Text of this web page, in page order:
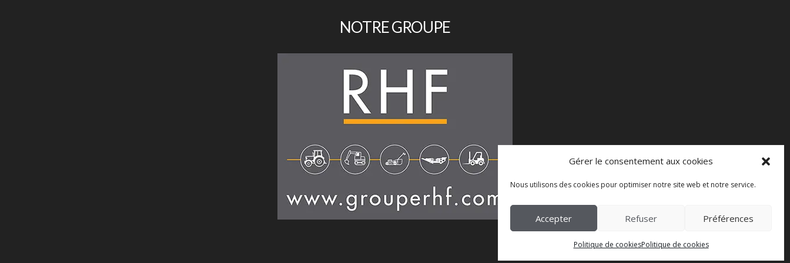
Gérer le consentement aux cookies
Nous utilisons des cookies pour optimiser notre site web et notre service.
Accepter Refuser Préférences
Politique de cookiesPolitique de cookies
NOTRE GROUPE